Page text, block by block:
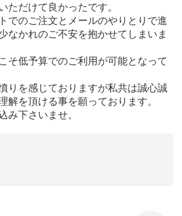
ただけて良かったです。
でのご注文とメールのやりとりで進
なかれのご不安を抱かせてしまいま
そ低予算でのご利用が可能となって
りを感じておりますが私共は誠心誠
解を頂ける事を願っております。
み下さいませ。